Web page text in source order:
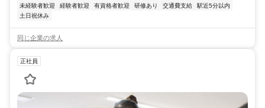
未経験者歓迎
経験者歓迎 有資格者歓迎 研修あり 交通費支給
駅近5分以内
土日祝休み
同じ企業の求人
正社員